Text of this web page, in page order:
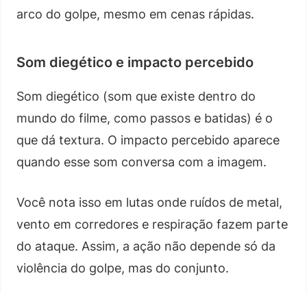
arco do golpe, mesmo em cenas rápidas.
Som diegético e impacto percebido
Som diegético (som que existe dentro do
mundo do filme, como passos e batidas) é o
que dá textura. O impacto percebido aparece
quando esse som conversa com a imagem.
Você nota isso em lutas onde ruídos de metal,
vento em corredores e respiração fazem parte
do ataque. Assim, a ação não depende só da
violência do golpe, mas do conjunto.